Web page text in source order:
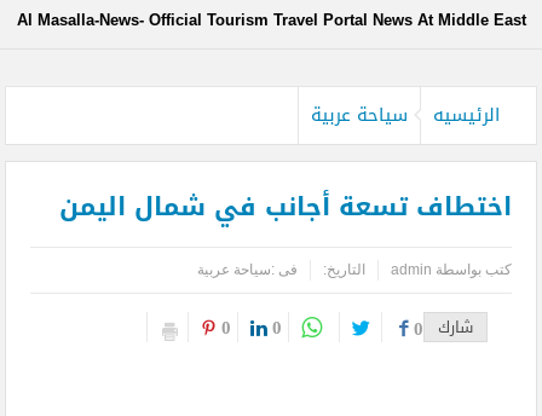
عن الحضارة ترفض الرد المستفز لبطلة كليوباترا وتصدر بيانها الثاني
Al Masalla-News- Official Tourism Travel Portal News At Middle East
الرئيسيه سياحة عربية
اختطاف تسعة أجانب في شمال اليمن
كتب بواسطة admin التاريخ: فى :سياحة عربية
شارك 0
0
0